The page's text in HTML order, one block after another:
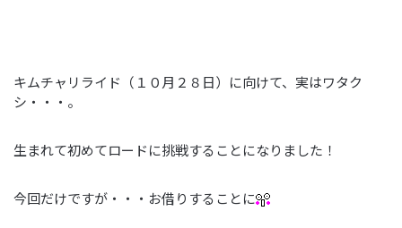
キムチャリライド（１０月２８日）に向けて、実はワタク
シ・・・。
生まれて初めてロードに挑戦することになりました！
今回だけですが・・・お借りすることに